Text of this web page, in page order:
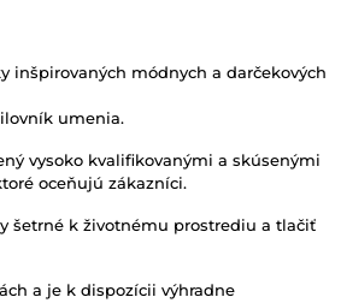
inšpirovaných módnych a darčekových
umenia.
vysoko kvalifikovanými a skúsenými
oceňujú zákazníci.
šetrné k životnému prostrediu a tlačiť
a je k dispozícii výhradne